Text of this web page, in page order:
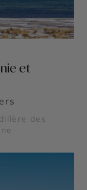
et
des